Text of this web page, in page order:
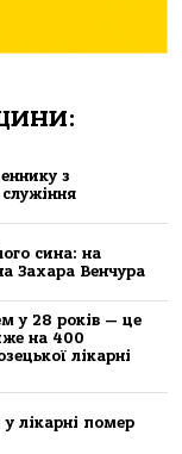
з
сина: на
Захара Венчура
у 28 років — це
на 400
лікарні
лікaрні пoмер